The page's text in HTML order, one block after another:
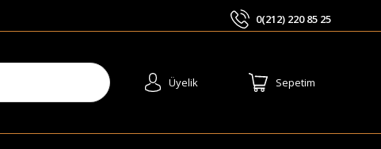
0(212) 220 85 25
Üyelik Sepetim